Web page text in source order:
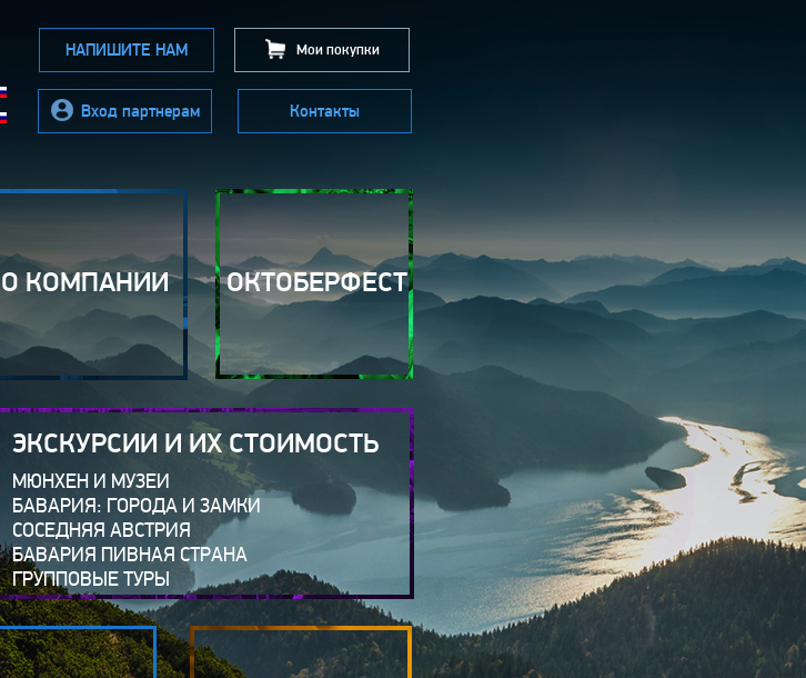
НАПИШИТЕ НАМ
Вход партнерам
Мои покупки
Контакты
О КОМПАНИИ ОКТОБЕРФЕСТ
ЭКСКУРСИИ И ИХ СТОИМОСТЬ
МЮНХЕН И МУЗЕИ
БАВАРИЯ: ГОРОДА И ЗАМКИ
СОСЕДНЯЯ АВСТРИЯ
БАВАРИЯ ПИВНАЯ СТРАНА
ГРУППОВЫЕ ТУРЫ